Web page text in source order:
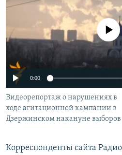
РАСПИСАНИЕ ВЕЩАНИЯ
ПОДПИШИТЕСЬ НА
Все сайты РСЕ/РС
No media source
0:00
Видеорепортаж о нарушениях в
ходе агитационной кампании в
Дзержинском накануне выборов
Корреспонденты сайта Радио